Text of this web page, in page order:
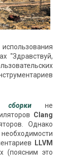
"Здравствуй,
сборки не
Clang
Однако
LLVM
(поясним это